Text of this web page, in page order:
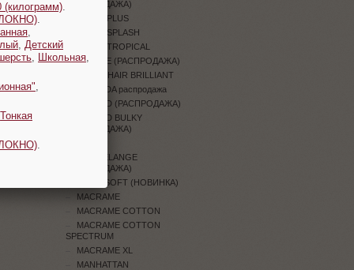
(РАСПРОДАЖА)
JEANS PLUS
JEANS SPLASH
JEANS TROPICAL
JUNGLE (РАСПРОДАЖА)
KID MOHAIR BRILLIANT
LAMBADA распродажа
LEGEND (РАСПРОДАЖА)
LEGEND BULKY
(РАСПРОДАЖА)
LILY MELANGE
(РАСПРОДАЖА)
LINEN SOFT (НОВИНКА)
MACRAME
MACRAME COTTON
MACRAME COTTON
SPECTRUM
MACRAME XL
MANHATTAN
(килограмм)
Детский
Школьная
Тонкая